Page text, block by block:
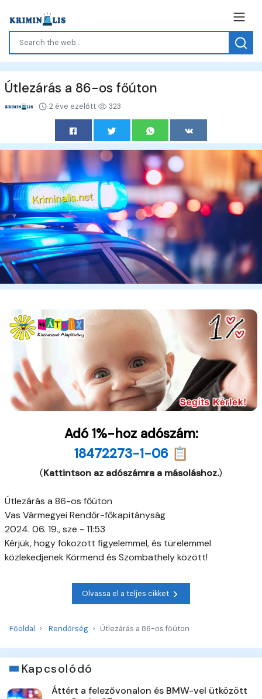
Útlezárás a 86-os főúton
2 éve ezelőtt 323
Adó 1%-hoz adószám:
18472273-1-06 📋
(Kattintson az adószámra a másoláshoz.)
Útlezárás a 86-os főúton
Vas Vármegyei Rendőr-főkapitányság
2024. 06. 19., sze - 11:53
Kérjük, hogy fokozott figyelemmel, és türelemmel
közlekedjenek Körmend és Szombathely között!
Olvassa el a teljes cikket
Főoldal Rendőrség Útlezárás a 86-os főúton
Kapcsolódó
Áttért a felezővonalon és BMW-vel ütközött